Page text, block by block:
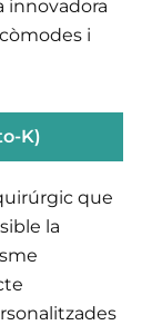
innovadora
i
K)
que
la